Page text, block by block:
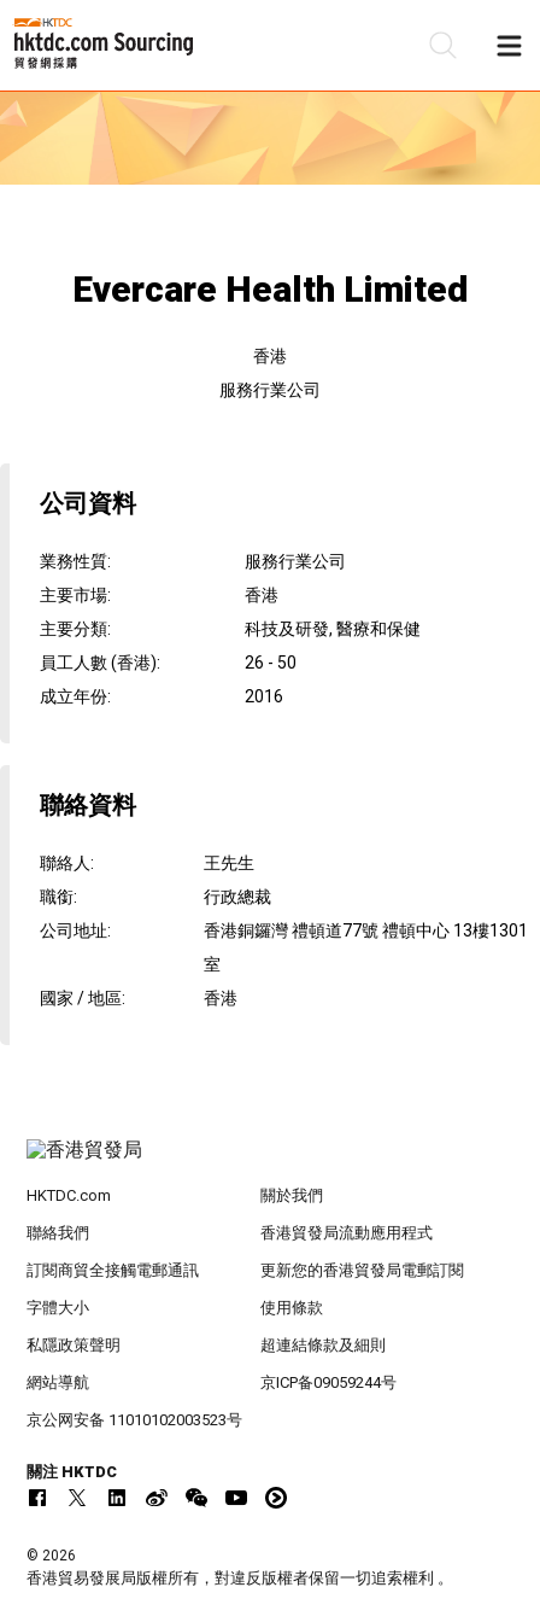
Evercare Health Limited
香港
服務行業公司
公司資料
業務性質:
服務行業公司
主要市場:
香港
主要分類:
科技及研發, 醫療和保健
員工人數 (香港):
26 - 50
成立年份: 2016
聯絡資料
聯絡人:
王先生
職銜:
行政總裁
公司地址:
香港銅鑼灣 禮頓道77號 禮頓中心 13樓1301
室
國家 / 地區: 香港
HKTDC.com 關於我們
聯絡我們 香港貿發局流動應用程式
訂閱商貿全接觸電郵通訊 更新您的香港貿發局電郵訂閱
字體大小 使用條款
私隱政策聲明 超連結條款及細則
網站導航 京ICP备09059244号
京公网安备 11010102003523号
關注 HKTDC
© 2026
香港貿易發展局版權所有，對違反版權者保留一切追索權利 。